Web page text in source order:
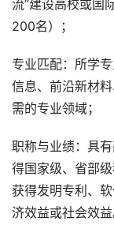
流”建设高校或国
200名）；
专业匹配：所学
信息、前沿新材
需的专业领域；
职称与业绩：具
得国家级、省部
获得发明专利、
济效益或社会效益